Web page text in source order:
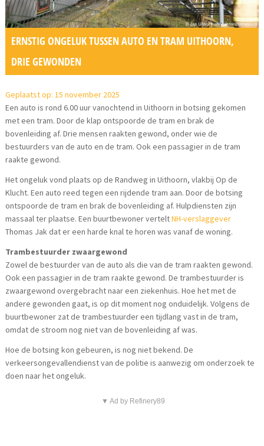
ERNSTIG ONGELUK TUSSEN AUTO EN TRAM UITHOORN,
DRIE GEWONDEN
Geplaatst op: 15 november 2025
Een auto is rond 6.00 uur vanochtend in Uithoorn in botsing gekomen
met een tram. Door de klap ontspoorde de tram en brak de
bovenleiding af. Drie mensen raakten gewond, onder wie de
bestuurders van de auto en de tram. Ook een passagier in de tram
raakte gewond.
Het ongeluk vond plaats op de Randweg in Uithoorn, vlakbij Op de
Klucht. Een auto reed tegen een rijdende tram aan. Door de botsing
ontspoorde de tram en brak de bovenleiding af. Hulpdiensten zijn
massaal ter plaatse. Een buurtbewoner verteltNH-verslaggever
Thomas Jak dat er een harde knal te horen was vanaf de woning.
Trambestuurder zwaargewond
Zowel de bestuurder van de auto als die van de tram raakten gewond.
Ook een passagier in de tram raakte gewond. De trambestuurder is
zwaargewond overgebracht naar een ziekenhuis. Hoe het met de
andere gewonden gaat, is op dit moment nog onduidelijk. Volgens de
buurtbewoner zat de trambestuurder een tijdlang vast in de tram,
omdat de stroom nog niet van de bovenleiding af was.
Hoe de botsing kon gebeuren, is nog niet bekend. De
verkeersongevallendienst van de politie is aanwezig om onderzoek te
doen naar het ongeluk.
▼ Ad by Refinery89